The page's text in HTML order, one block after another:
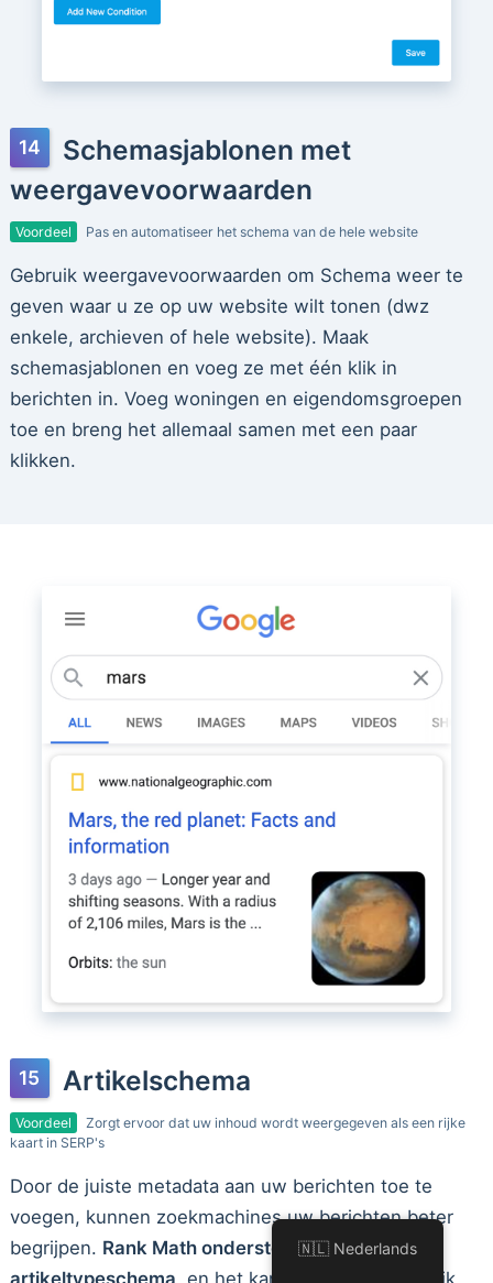
Schemasjablonen met
weergavevoorwaarden
Voordeel Pas en automatiseer het schema van de hele website
Gebruik weergavevoorwaarden om Schema weer te
geven waar u ze op uw website wilt tonen (dwz
enkele, archieven of hele website). Maak
schemasjablonen en voeg ze met één klik in
berichten in. Voeg woningen en eigendomsgroepen
toe en breng het allemaal samen met een paar
klikken.
Artikelschema
Voordeel
Zorgt ervoor dat uw inhoud wordt weergegeven als een rijke
kaart in SERP's
Door de juiste metadata aan uw berichten toe te
voegen, kunnen zoekmachines uw berichten beter
begrijpen. Rank Math ondersteunt volledig het
artikeltypeschema , en het kan met een enkele klik
🇳🇱 Nederlands